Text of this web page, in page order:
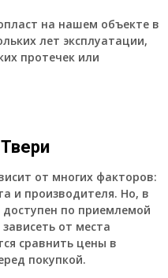
на нашем объекте в
лет эксплуатации,
протечек или
от многих факторов:
и производителя. Но, в
по приемлемой
от места
сравнить цены в
покупкой.